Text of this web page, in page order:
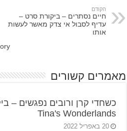
הקודם
חיים נסתרים – ביקורת סרט –
עדיף לסבול אי צדק מאשר לעשות
אותו
מאמרים קשורים
Tina's Wonderlands
20 באפריל 2022